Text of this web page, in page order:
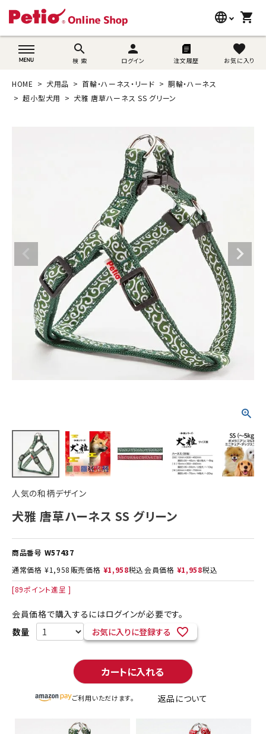
language
wovn-lang-name
shopping_cart
search
検 索
person
ログイン 注文履歴
favorite
お気に入り
search
猫用品
ご利用案内
ACCOUNT MENU
ようこそ ゲスト 様
ログイン person 新規会員登録
HOME 犬用品 首輪・ハーネス・リード
胴輪・ハーネス
超小型犬用
犬雅 唐草ハーネス SS グリーン
人気の和柄デザイン
犬雅 唐草ハーネス SS グリーン
商品番号 W57437
通常価格 ¥1,958 販売価格 ¥1,958税込会員価格 ¥1,958税込
[89ポイント進呈 ]
会員価格で購入するにはログインが必要です。
お気に入りに登録する
カートに入れる
ご利用いただけます。 返品について